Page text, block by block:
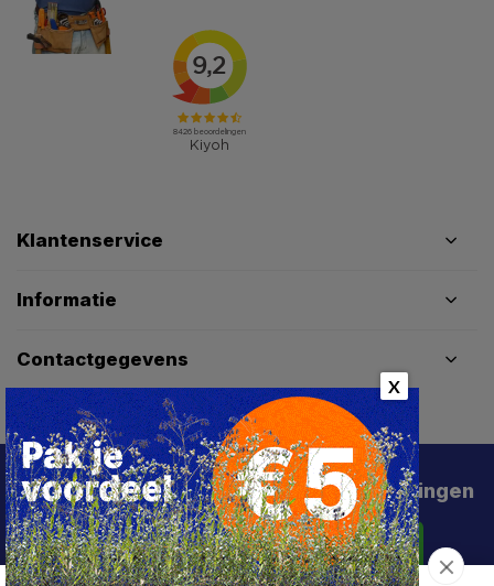
Klantenservice
Informatie
Contactgegevens
Schrijf je in voor de beste deals en kortingen
Abonneer
X